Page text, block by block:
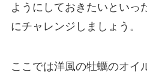
ようにしておきたいといっ
にチャレンジしましょう。
ここでは洋風の牡蠣のオイ